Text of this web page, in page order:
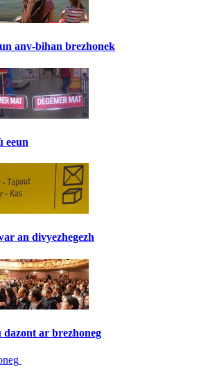
anv-bihan brezhonek
eeun
an divyezhegezh
dazont ar brezhoneg